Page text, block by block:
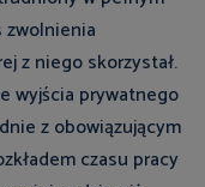
zwolnienia
z niego skorzystał.
wyjścia prywatnego
z obowiązującym
czasu pracy